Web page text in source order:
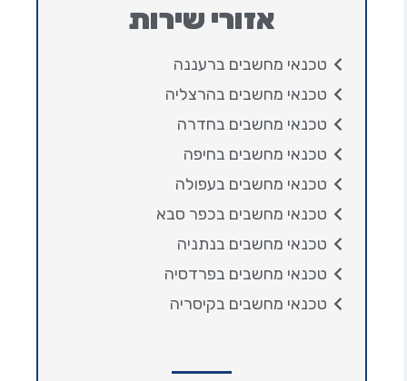
אזורי שירות
טכנאי מחשבים ברעננה
טכנאי מחשבים בהרצליה
טכנאי מחשבים בחדרה
טכנאי מחשבים בחיפה
טכנאי מחשבים בעפולה
טכנאי מחשבים בכפר סבא
טכנאי מחשבים בנתניה
טכנאי מחשבים בפרדסיה
טכנאי מחשבים בקיסריה